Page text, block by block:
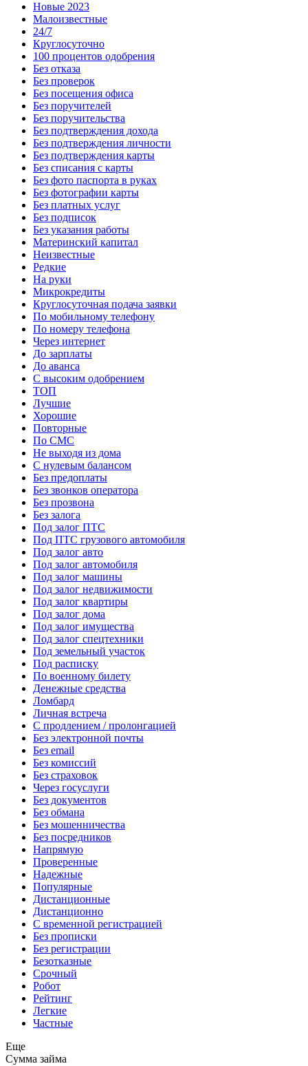
Новые 2023
Малоизвестные
24/7
Круглосуточно
100 процентов одобрения
Без отказа
Без проверок
Без посещения офиса
Без поручителей
Без поручительства
Без подтверждения дохода
Без подтверждения личности
Без подтверждения карты
Без списания с карты
Без фото паспорта в руках
Без фотографии карты
Без платных услуг
Без подписок
Без указания работы
Материнский капитал
Неизвестные
Редкие
На руки
Микрокредиты
Круглосуточная подача заявки
По мобильному телефону
По номеру телефона
Через интернет
До зарплаты
До аванса
С высоким одобрением
ТОП
Лучшие
Хорошие
Повторные
По СМС
Не выходя из дома
С нулевым балансом
Без предоплаты
Без звонков оператора
Без прозвона
Без залога
Под залог ПТС
Под ПТС грузового автомобиля
Под залог авто
Под залог автомобиля
Под залог машины
Под залог недвижимости
Под залог квартиры
Под залог дома
Под залог имущества
Под залог спецтехники
Под земельный участок
Под расписку
По военному билету
Денежные средства
Ломбард
Личная встреча
С продлением / пролонгацией
Без электронной почты
Без email
Без комиссий
Без страховок
Через госуслуги
Без документов
Без обмана
Без мошенничества
Без посредников
Напрямую
Проверенные
Надежные
Популярные
Дистанционные
Дистанционно
С временной регистрацией
Без прописки
Без регистрации
Безотказные
Срочный
Робот
Рейтинг
Легкие
Частные
Еще
Сумма займа